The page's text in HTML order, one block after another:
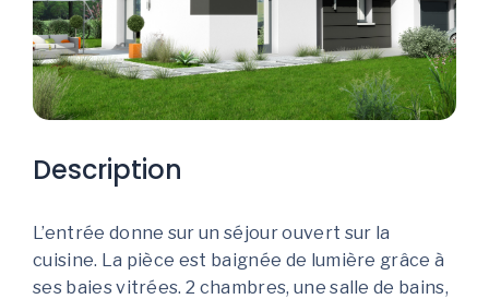
Description
L’entrée donne sur un séjour ouvert sur la
cuisine. La pièce est baignée de lumière grâce à
ses baies vitrées. 2 chambres, une salle de bains,